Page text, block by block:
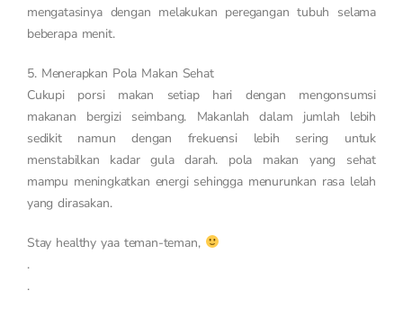
mengatasinya dengan melakukan peregangan tubuh selama
beberapa menit.
5. Menerapkan Pola Makan Sehat
Cukupi porsi makan setiap hari dengan mengonsumsi
makanan bergizi seimbang. Makanlah dalam jumlah lebih
sedikit namun dengan frekuensi lebih sering untuk
menstabilkan kadar gula darah. pola makan yang sehat
mampu meningkatkan energi sehingga menurunkan rasa lelah
yang dirasakan.
Stay healthy yaa teman-teman,
.
.